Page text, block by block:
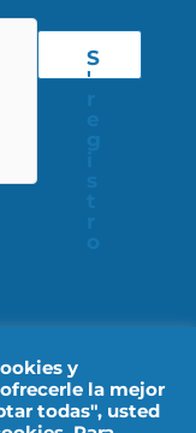
S
'
y
la mejor
todas", usted